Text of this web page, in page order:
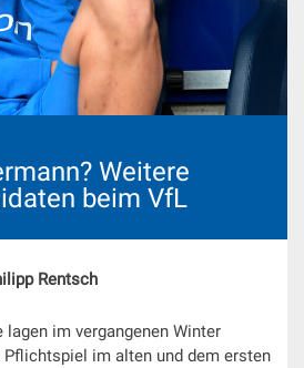
Weitere
beim VfL
Rentsch
im vergangenen Winter
im alten und dem ersten